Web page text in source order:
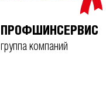
ПРОФШИНСЕРВИС
группа компаний